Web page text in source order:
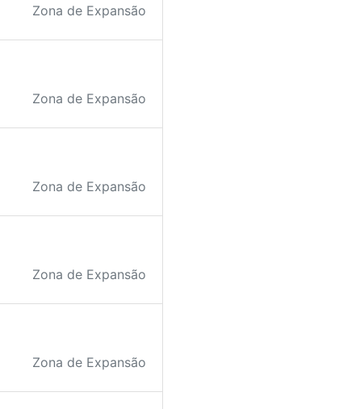
Zona de Expansão
Zona de Expansão
Zona de Expansão
Zona de Expansão
Zona de Expansão